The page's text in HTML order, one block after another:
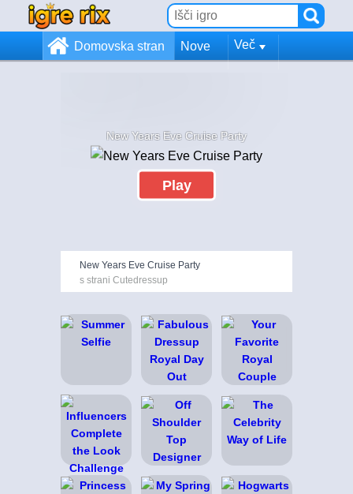
Domovska stran Nove Več
New Years Eve Cruise Party
Play
New Years Eve Cruise Party
s strani Cutedressup